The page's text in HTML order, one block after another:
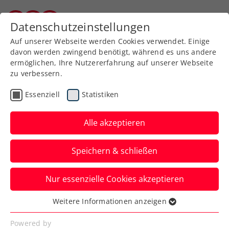
Zurück zur Newsübersicht
Ausbildung
FE&MALE Sports
Conference 2025: Jetzt
Early-Bird-Ticket sichern!
Advantage Ladies: Noch bis inklusive 30.
November 2024 sind Karten zum
Datenschutzeinstellungen
Auf unserer Webseite werden Cookies verwendet. Einige
davon werden zwingend benötigt, während es uns andere
ermöglichen, Ihre Nutzererfahrung auf unserer Webseite
zu verbessern.
Essenziell Statistiken
Alle akzeptieren
Speichern & schließen
Nur essenzielle Cookies akzeptieren
Essenziell
Essenzielle Cookies werden für grundlegende
Weitere Informationen anzeigen
Powered by